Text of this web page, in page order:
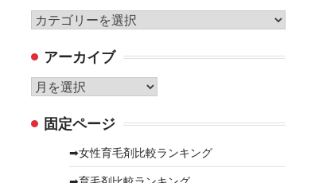
カ
ゴ
リ
ー
アーカイブ
ア
カ 固定ページ
➡女性育毛剤比較ランキング